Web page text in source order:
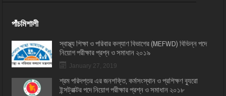
পাঁচমিশালী
স্বাস্থ্য শিক্ষা ও পরিবার কল্যাণ বিভাগের (MEFWD) বিভিন্ন পদে
নিয়োগ পরীক্ষার প্রশ্ন ও সমাধান ২০১৯
January 27, 2019
শ্রম পরিদপ্তর এর জনশক্তি, কর্মসংস্থান ও প্রশিক্ষণ ব্যুরো
ইন্সট্রাক্টর পদে নিয়োগ পরীক্ষার প্রশ্ন ও সমাধান ২০১৮